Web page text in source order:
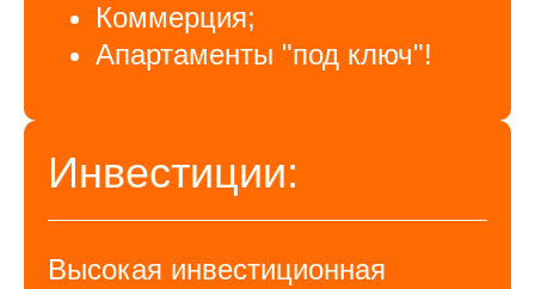
Коммерция;
Апартаменты "под ключ"!
Инвестиции:
Высокая инвестиционная